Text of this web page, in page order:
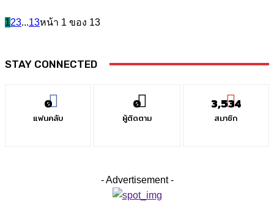
123...13หน้า 1 ของ 13
STAY CONNECTED
0
แฟนคลับ
0
ผู้ติดตาม
3,534
สมาชิก
- Advertisement -